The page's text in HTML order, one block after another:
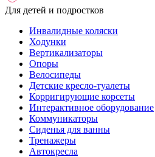
Для детей и подростков
Инвалидные коляски
Ходунки
Вертикализаторы
Опоры
Велосипеды
Детские кресло-туалеты
Корригирующие корсеты
Интерактивное оборудование
Коммуникаторы
Сиденья для ванны
Тренажеры
Автокресла